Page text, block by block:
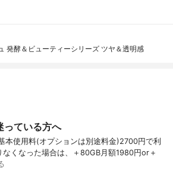
発酵＆ビューティーシリーズ ツヤ＆透明感
ている方へ
本使用料(オプションは別途料金)2700円で利
くなった場合は、＋80GB月額1980円or＋